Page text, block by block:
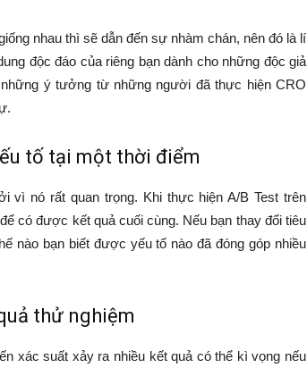
nhau thì sẽ dẫn đến sự nhàm chán, nên đó là lí
độc đáo của riêng bạn dành cho những độc giả
ý tưởng từ những người đã thực hiện CRO
tố tại một thời điểm
vì nó rất quan trọng. Khi thực hiện A/B Test trên
có được kết quả cuối cùng. Nếu bạn thay đổi tiêu
nào bạn biết được yếu tố nào đã đóng góp nhiều
thử nghiệm
xác suất xảy ra nhiều kết quả có thể kì vọng nếu